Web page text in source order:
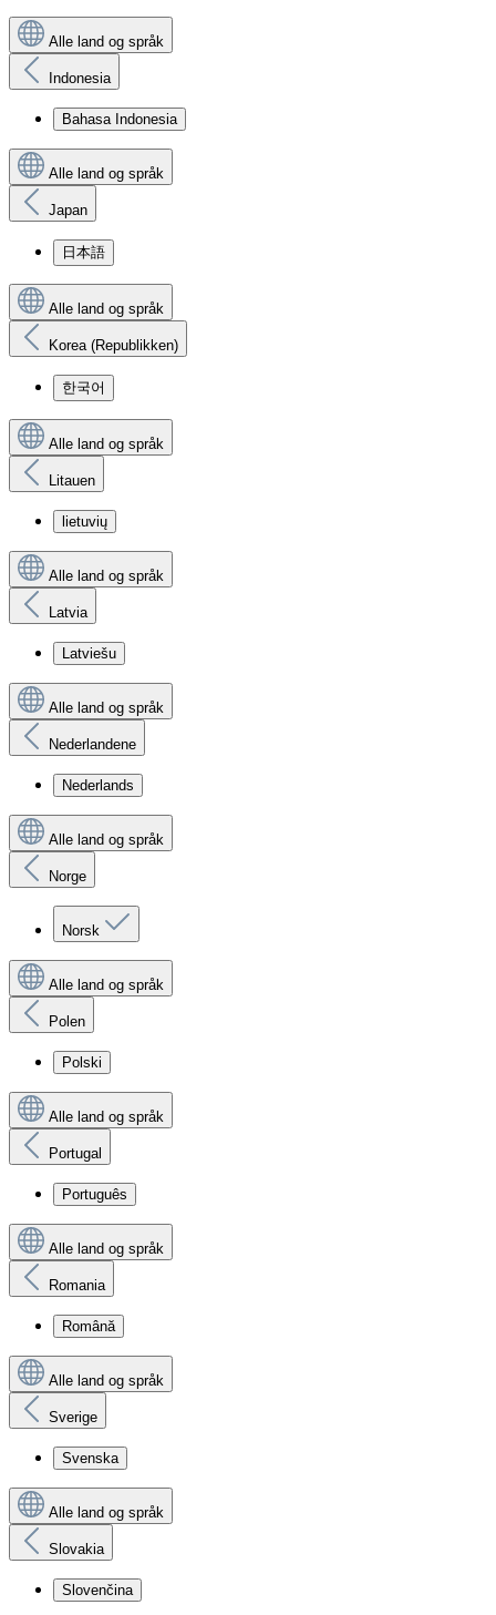
Alle land og språk
Indonesia
Bahasa Indonesia
Alle land og språk
Japan
日本語
Alle land og språk
Korea (Republikken)
한국어
Alle land og språk
Litauen
lietuvių
Alle land og språk
Latvia
Latviešu
Alle land og språk
Nederlandene
Nederlands
Alle land og språk
Norge
Norsk
Alle land og språk
Polen
Polski
Alle land og språk
Portugal
Português
Alle land og språk
Romania
Română
Alle land og språk
Sverige
Svenska
Alle land og språk
Slovakia
Slovenčina